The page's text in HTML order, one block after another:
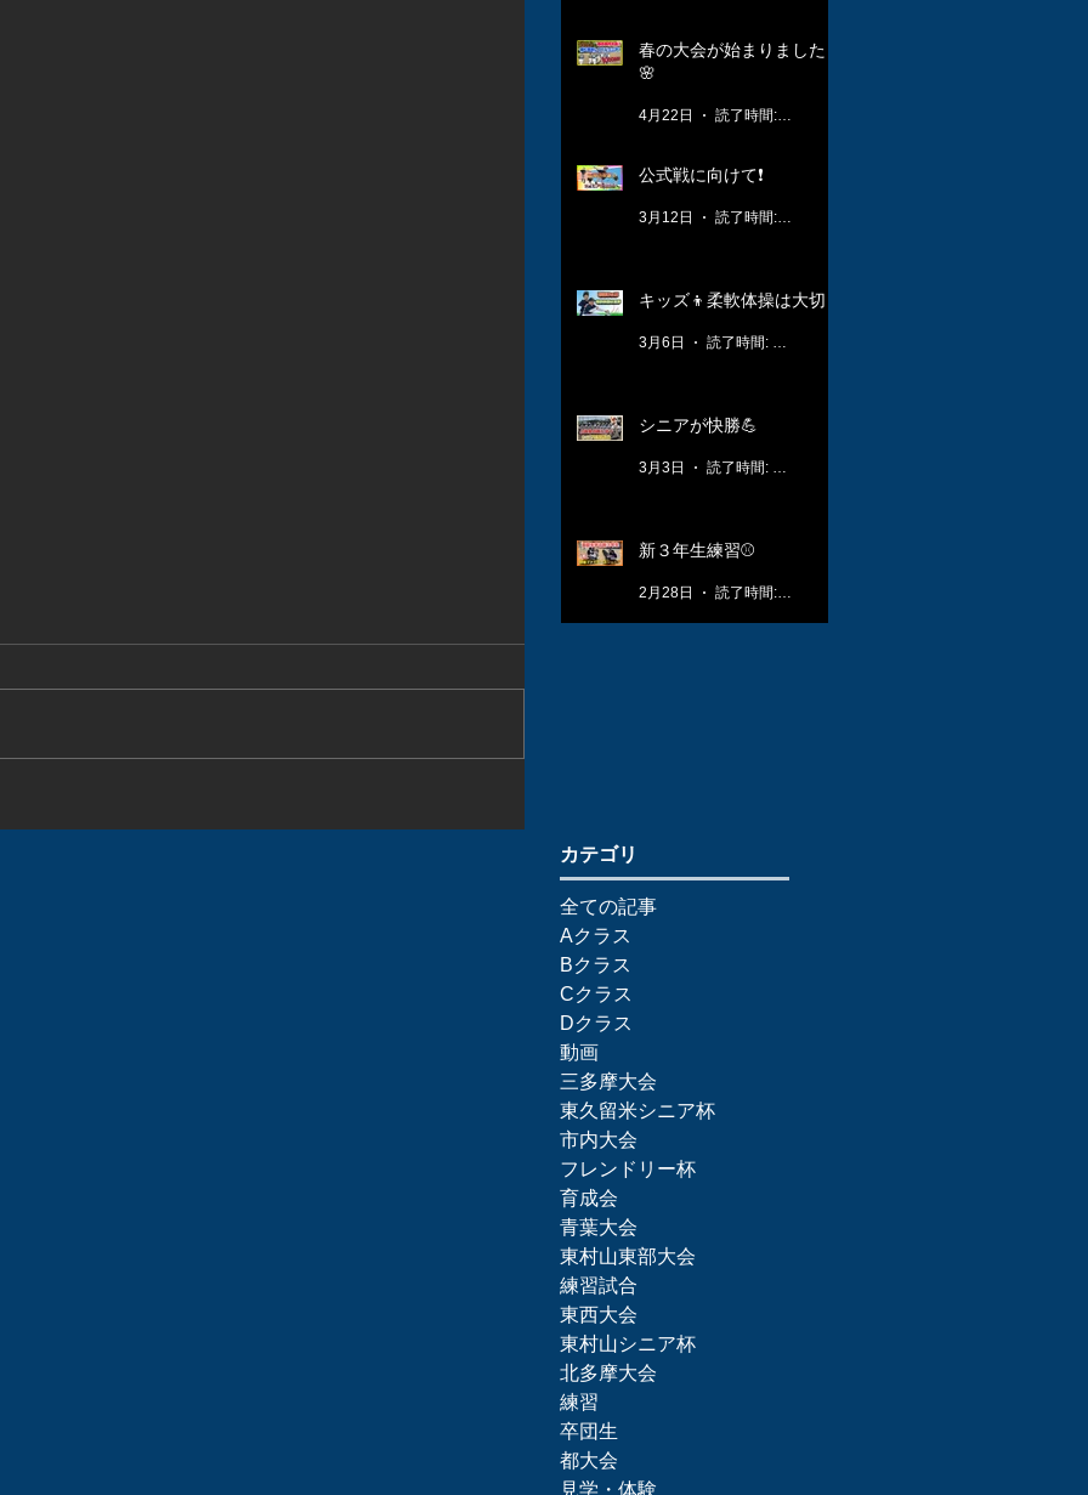
春の大会が始まりました！
🌸
4月22日
公式戦に向けて❗️
3月12日
キッズ👦柔軟体操は大切🤸
3月6日
シニアが快勝💪
3月3日
新３年生練習⚾️
2月28日
​カテゴリ
全ての記事
Aクラス
Bクラス
Cクラス
Dクラス
動画
三多摩大会
東久留米シニア杯
市内大会
フレンドリー杯
育成会
青葉大会
東村山東部大会
練習試合
東西大会
東村山シニア杯
北多摩大会
練習
卒団生
都大会
見学・体験